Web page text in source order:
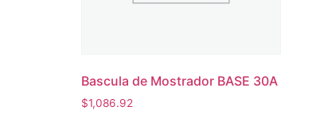
Bascula de Mostrador BASE 30A
$1,086.92